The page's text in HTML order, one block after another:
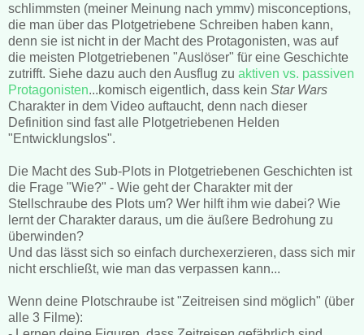
schlimmsten (meiner Meinung nach ymmv) misconceptions,
die man über das Plotgetriebene Schreiben haben kann,
denn sie ist nicht in der Macht des Protagonisten, was auf
die meisten Plotgetriebenen "Auslöser" für eine Geschichte
zutrifft. Siehe dazu auch den Ausflug zu aktiven vs. passiven
Protagonisten...komisch eigentlich, dass kein Star Wars
Charakter in dem Video auftaucht, denn nach dieser
Definition sind fast alle Plotgetriebenen Helden
"Entwicklungslos".
Die Macht des Sub-Plots in Plotgetriebenen Geschichten ist
die Frage "Wie?" - Wie geht der Charakter mit der
Stellschraube des Plots um? Wer hilft ihm wie dabei? Wie
lernt der Charakter daraus, um die äußere Bedrohung zu
überwinden?
Und das lässt sich so einfach durchexerzieren, dass sich mir
nicht erschließt, wie man das verpassen kann...
Wenn deine Plotschraube ist "Zeitreisen sind möglich" (über
alle 3 Filme):